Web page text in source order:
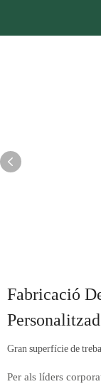
Fabricació
Gran superfície de
Per als líders